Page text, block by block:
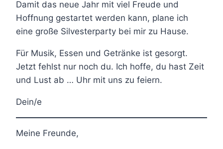
Damit das neue Jahr mit viel Freude und
Hoffnung gestartet werden kann, plane ich
eine große Silvesterparty bei mir zu Hause.
Für Musik, Essen und Getränke ist gesorgt.
Jetzt fehlst nur noch du. Ich hoffe, du hast Zeit
und Lust ab … Uhr mit uns zu feiern.
Dein/e
Meine Freunde,